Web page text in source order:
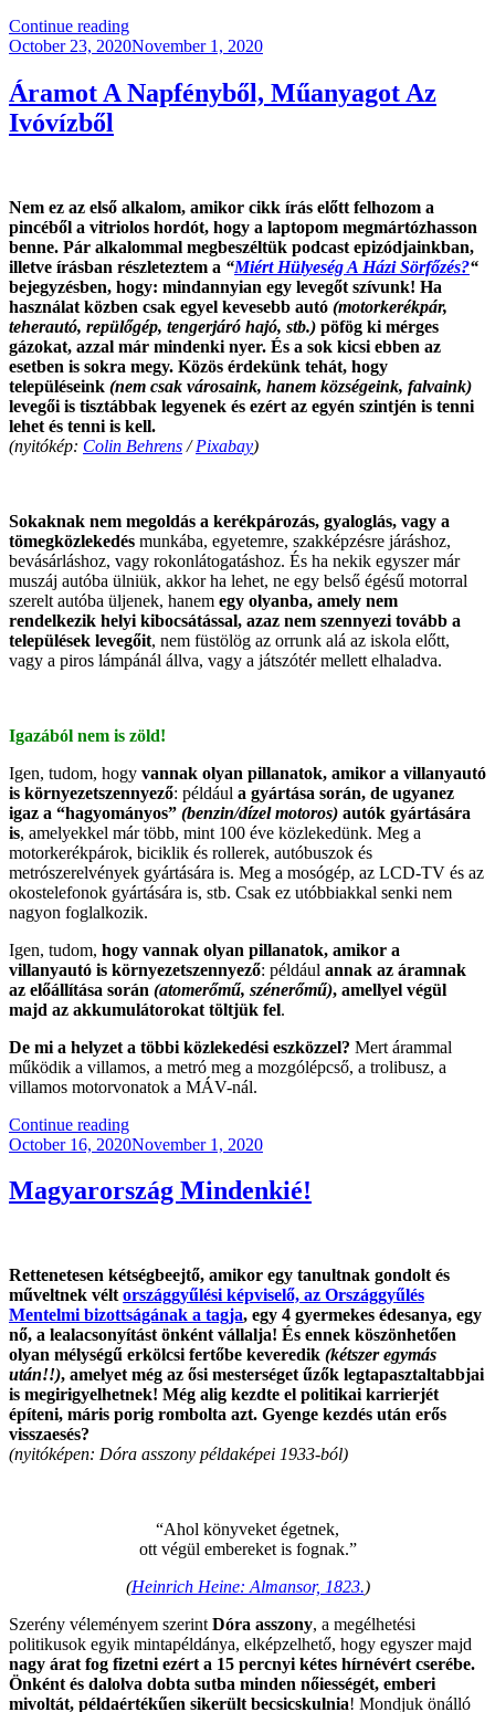
Continue reading“Van
Mentség
Nemi
Erőszak
Posted
October 23, 2020November 1, 2020
Áramot A Napfényből, Műanyagot Az
Ivóvízből
Nem ez az első alkalom, amikor cikk írás előtt felhozom a
pincéből a vitriolos hordót, hogy a laptopom megmártózhasson
benne. Pár alkalommal megbeszéltük podcast epizódjainkban,
illetve írásban részleteztem a “Miért Hülyeség A Házi Sörfőzés?“
bejegyzésben, hogy: mindannyian egy levegőt szívunk! Ha
használat közben csak egyel kevesebb autó (motorkerékpár,
teherautó, repülőgép, tengerjáró hajó, stb.) pöfög ki mérges
gázokat, azzal már mindenki nyer. És a sok kicsi ebben az
esetben is sokra megy. Közös érdekünk tehát, hogy
településeink (nem csak városaink, hanem községeink, falvaink)
levegői is tisztábbak legyenek és ezért az egyén szintjén is tenni
lehet és tenni is kell.
(nyitókép: Colin Behrens /Pixabay)
Sokaknak nem megoldás a kerékpározás, gyaloglás, vagy a
tömegközlekedés munkába, egyetemre, szakképzésre járáshoz,
bevásárláshoz, vagy rokonlátogatáshoz. És ha nekik egyszer már
muszáj autóba ülniük, akkor ha lehet, ne egy belső égésű motorral
szerelt autóba üljenek, hanem egy olyanba, amely nem
rendelkezik helyi kibocsátással, azaz nem szennyezi tovább a
települések levegőit, nem füstölög az orrunk alá az iskola előtt,
vagy a piros lámpánál állva, vagy a játszótér mellett elhaladva.
Igazából nem is zöld!
Igen, tudom, hogy vannak olyan pillanatok, amikor a villanyautó
is környezetszennyező: például a gyártása során, de ugyanez
igaz a “hagyományos” (benzin/dízel motoros) autók gyártására
is, amelyekkel már több, mint 100 éve közlekedünk. Meg a
motorkerékpárok, biciklik és rollerek, autóbuszok és
metrószerelvények gyártására is. Meg a mosógép, az LCD-TV és az
okostelefonok gyártására is, stb. Csak ez utóbbiakkal senki nem
nagyon foglalkozik.
Igen, tudom, hogy vannak olyan pillanatok, amikor a
villanyautó is környezetszennyező: például annak az áramnak
az előállítása során (atomerőmű, szénerőmű), amellyel végül
majd az akkumulátorokat töltjük fel.
De mi a helyzet a többi közlekedési eszközzel? Mert árammal
működik a villamos, a metró meg a mozgólépcső, a trolibusz, a
villamos motorvonatok a MÁV-nál.
Continue reading“Áramot
A
Műanyagot
Az
Posted
October 16, 2020November 1, 2020
Magyarország Mindenkié!
Rettenetesen kétségbeejtő, amikor egy tanultnak gondolt és
műveltnek vélt országgyűlési képviselő, az Országgyűlés
Mentelmi bizottságának a tagja, egy 4 gyermekes édesanya, egy
nő, a lealacsonyítást önként vállalja! És ennek köszönhetően
olyan mélységű erkölcsi fertőbe keveredik (kétszer egymás
után!!), amelyet még az ősi mesterséget űzők legtapasztaltabbjai
is megirigyelhetnek! Még alig kezdte el politikai karrierjét
építeni, máris porig rombolta azt. Gyenge kezdés után erős
visszaesés?
(nyitóképen: Dóra asszony példaképei 1933-ból)
“Ahol könyveket égetnek,
ott végül embereket is fognak.”
(Heinrich Heine: Almansor, 1823.)
Szerény véleményem szerint Dóra asszony, a megélhetési
politikusok egyik mintapéldánya, elképzelhető, hogy egyszer majd
nagy árat fog fizetni ezért a 15 percnyi kétes hírnévért cserébe.
Önként és dalolva dobta sutba minden nőiességét, emberi
mivoltát, példaértékűen sikerült becsicskulnia! Mondjuk önálló